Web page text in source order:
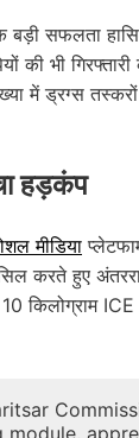
सफलता
की भी
में ड्रग्स
हड़कंप
मीडिया
करते हुए
किलोग्राम